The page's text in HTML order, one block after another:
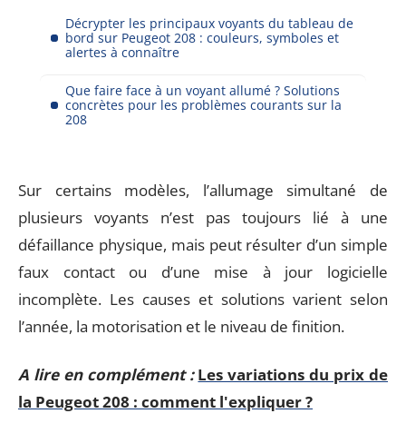
Décrypter les principaux voyants du tableau de
bord sur Peugeot 208 : couleurs, symboles et
alertes à connaître
Que faire face à un voyant allumé ? Solutions
concrètes pour les problèmes courants sur la
208
Sur certains modèles, l’allumage simultané de
plusieurs voyants n’est pas toujours lié à une
défaillance physique, mais peut résulter d’un simple
faux contact ou d’une mise à jour logicielle
incomplète. Les causes et solutions varient selon
l’année, la motorisation et le niveau de finition.
A lire en complément : Les variations du prix de
la Peugeot 208 : comment l'expliquer ?